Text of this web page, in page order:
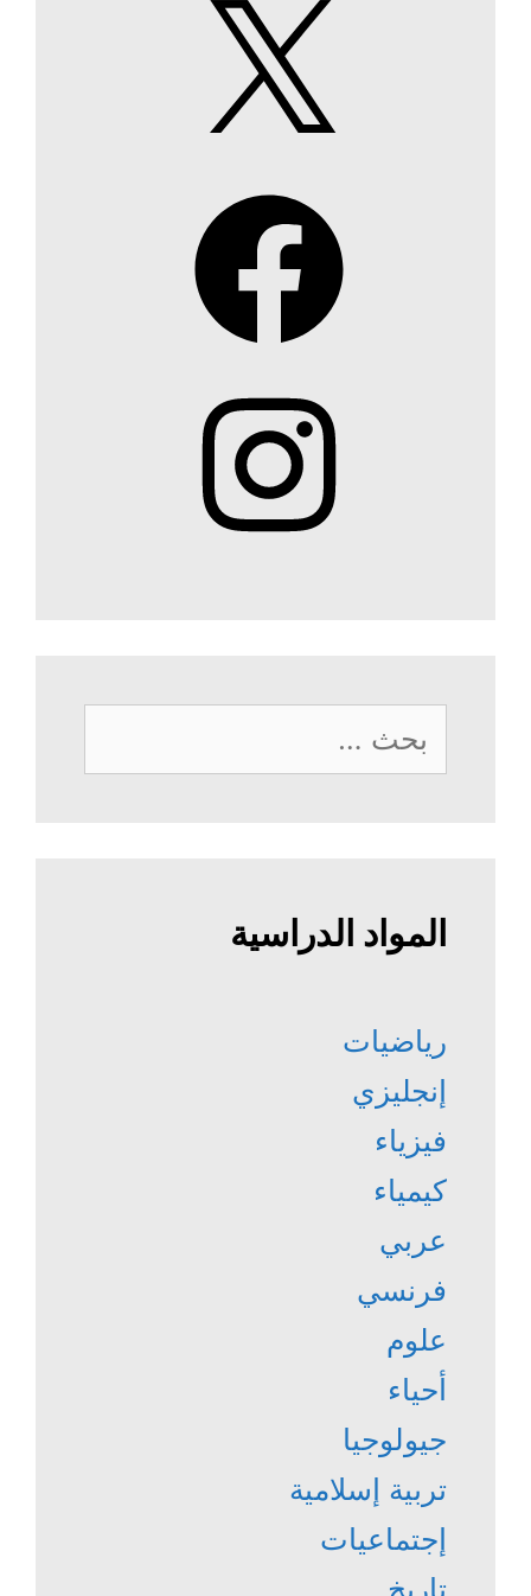
Facebook
Instagram
البحث
عن:
المواد الدراسية
رياضيات
إنجليزي
فيزياء
كيمياء
عربي
فرنسي
علوم
أحياء
جيولوجيا
تربية إسلامية
إجتماعيات